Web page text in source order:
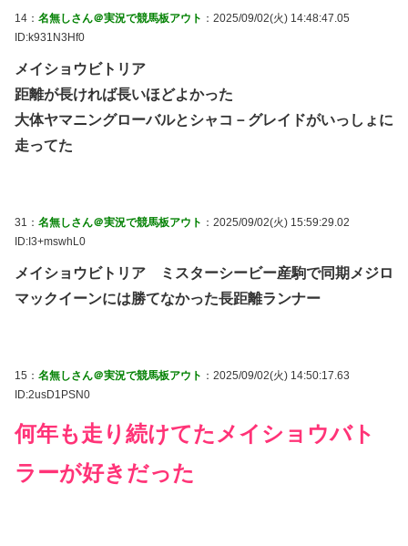
14： 名無しさん＠実況で競馬板アウト ：2025/09/02(火) 14:48:47.05
ID:k931N3Hf0
メイショウビトリア
距離が長ければ長いほどよかった
大体ヤマニングローバルとシャコ－グレイドがいっしょに
走ってた
31： 名無しさん＠実況で競馬板アウト ：2025/09/02(火) 15:59:29.02
ID:I3+mswhL0
メイショウビトリア ミスターシービー産駒で同期メジロ
マックイーンには勝てなかった長距離ランナー
15： 名無しさん＠実況で競馬板アウト ：2025/09/02(火) 14:50:17.63
ID:2usD1PSN0
何年も走り続けてたメイショウバト
ラーが好きだった